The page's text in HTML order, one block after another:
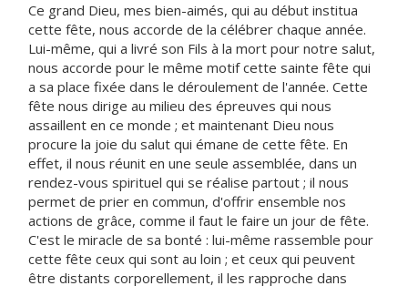
Ce grand Dieu, mes bien-aimés, qui au début institua
cette fête, nous accorde de la célébrer chaque année.
Lui-même, qui a livré son Fils à la mort pour notre salut,
nous accorde pour le même motif cette sainte fête qui
a sa place fixée dans le déroulement de l'année. Cette
fête nous dirige au milieu des épreuves qui nous
assaillent en ce monde ; et maintenant Dieu nous
procure la joie du salut qui émane de cette fête. En
effet, il nous réunit en une seule assemblée, dans un
rendez-vous spirituel qui se réalise partout ; il nous
permet de prier en commun, d'offrir ensemble nos
actions de grâce, comme il faut le faire un jour de fête.
C'est le miracle de sa bonté : lui-même rassemble pour
cette fête ceux qui sont au loin ; et ceux qui peuvent
être distants corporellement, il les rapproche dans